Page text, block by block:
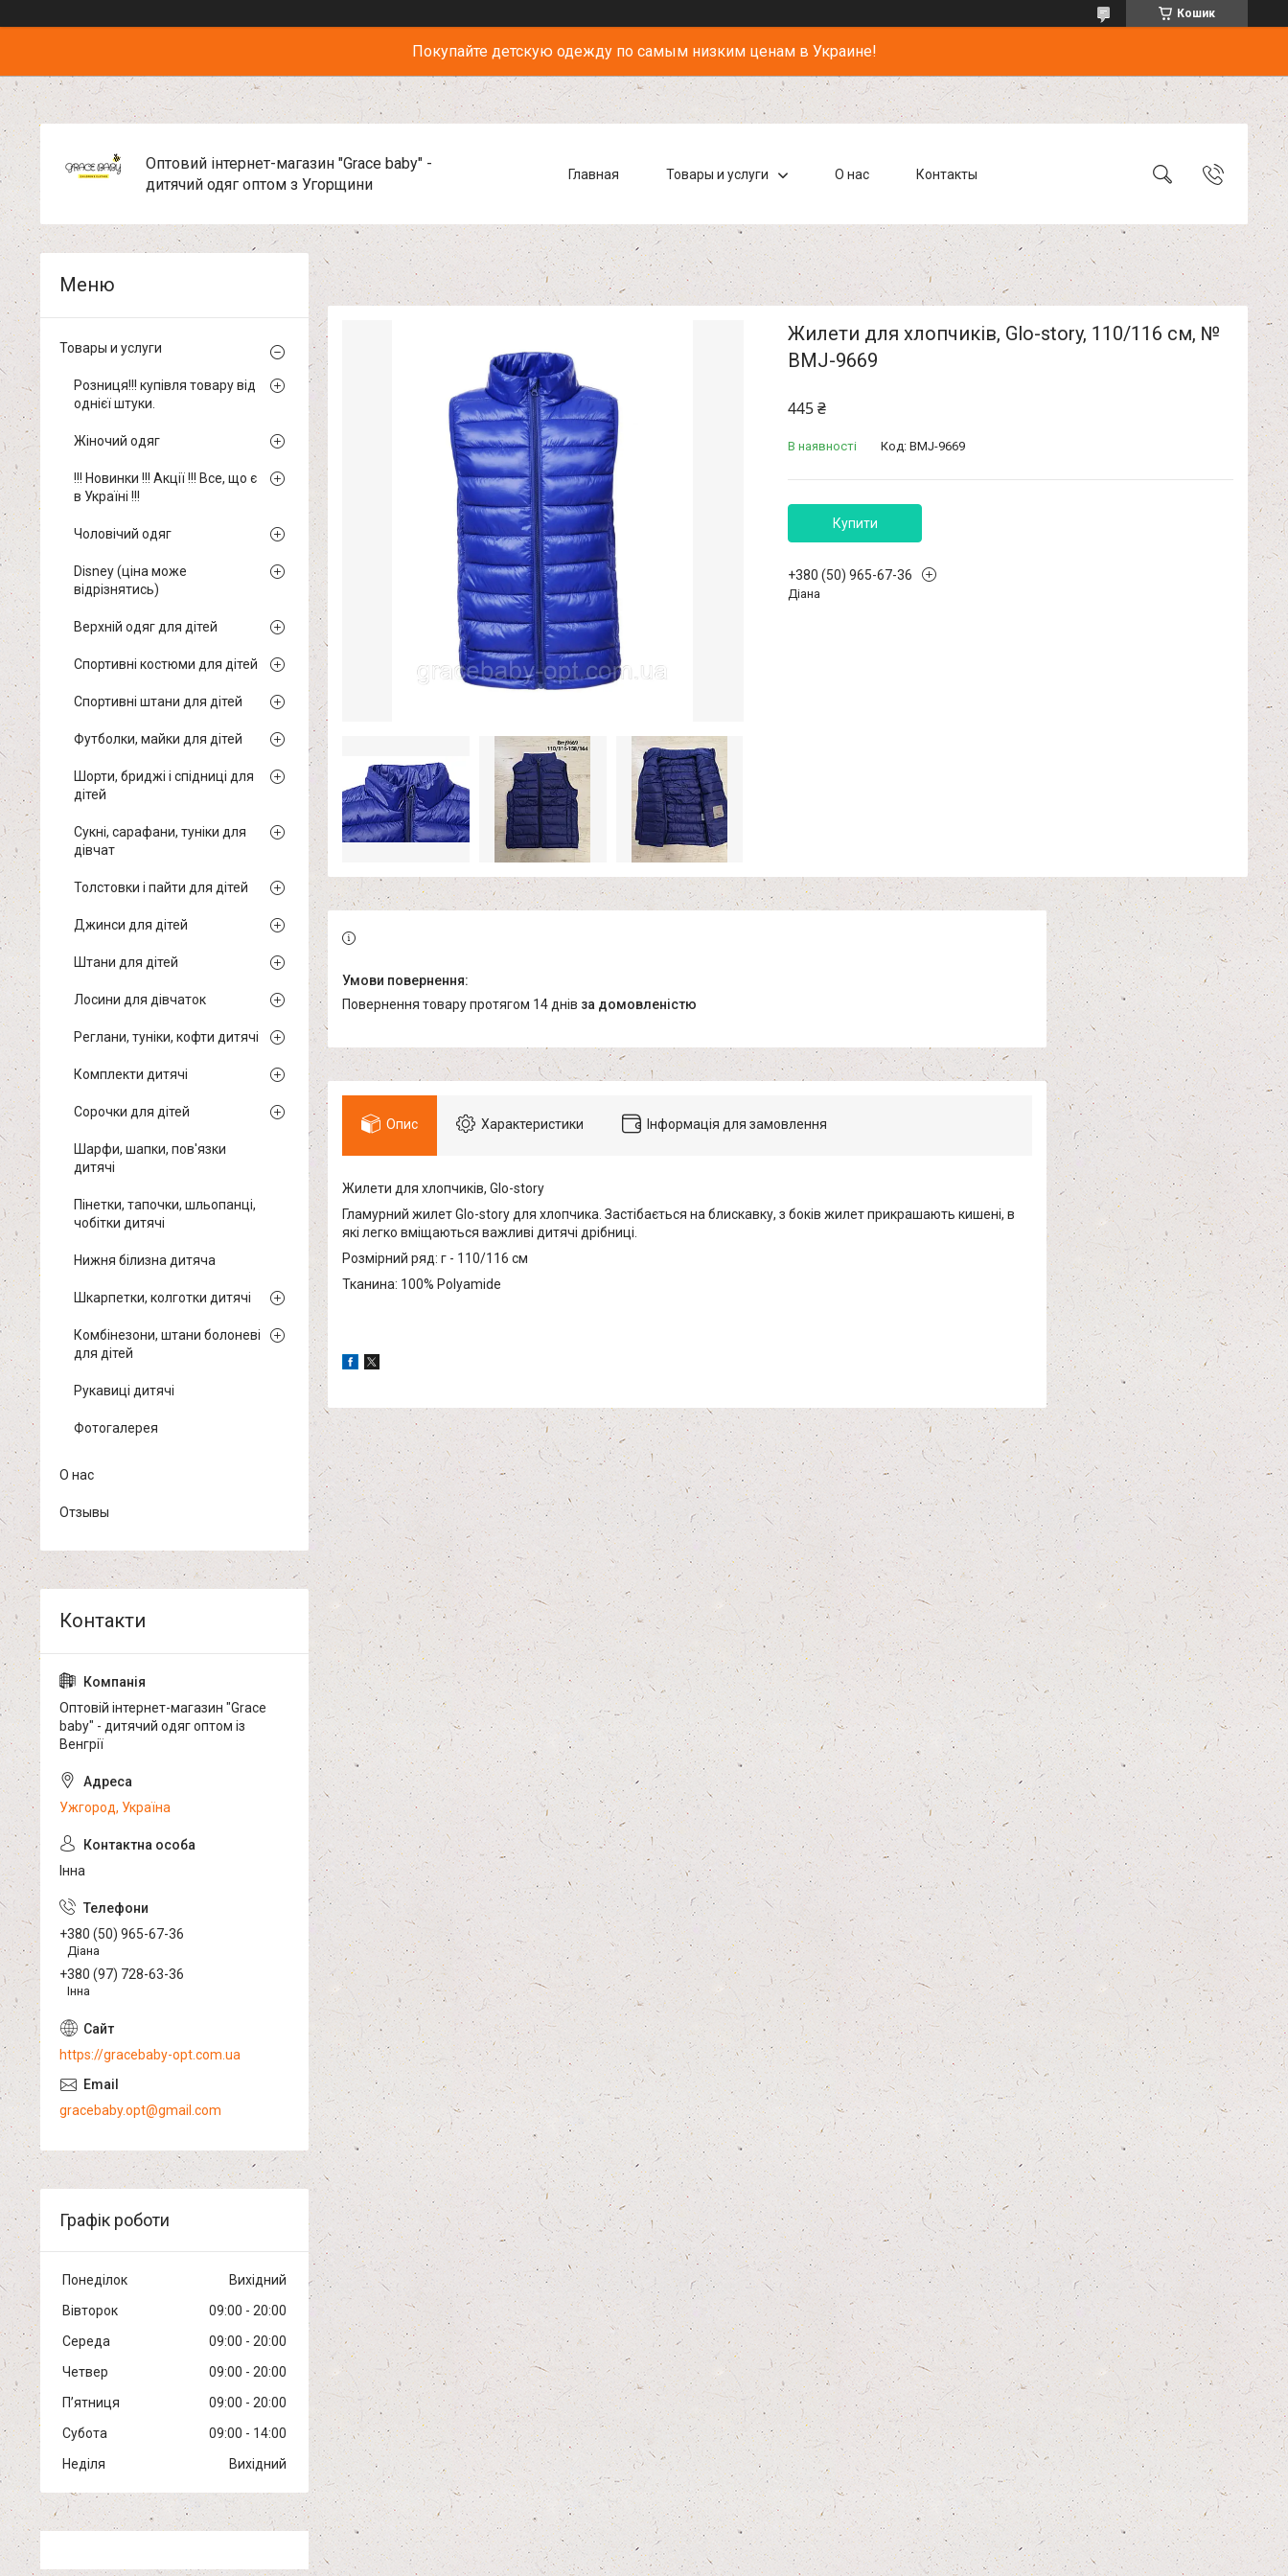
Кошик
Покупайте детскую одежду по самым низким ценам в Украине!
Оптовий інтернет-магазин "Grace baby" -
дитячий одяг оптом з Угорщини
Главная Товары и услуги О нас Контакты
Жилети для хлопчиків, Glo-story, 110/116 см, №
BMJ-9669
445 ₴
В наявності Код: BMJ-9669
Купити
+380 (50) 965-67-36
Діана
повернення товару протягом 14 днів за домовленістю
Опис Характеристики Інформація для замовлення
Жилети для хлопчиків, Glo-story
Гламурний жилет Glo-story для хлопчика. Застібається на блискавку, з боків жилет прикрашають кишені, в
які легко вміщаються важливі дитячі дрібниці.
Розмірний ряд: г - 110/116 см
Тканина: 100% Polyamide
Товары и услуги
Розниця!!! купівля товару від
однієї штуки.
Жіночий одяг
!!! Новинки !!! Акції !!! Все, що є
в Україні !!!
Чоловічий одяг
Disney (ціна може
відрізнятись)
Верхній одяг для дітей
Спортивні костюми для дітей
Спортивні штани для дітей
Футболки, майки для дітей
Шорти, бриджі і спідниці для
дітей
Сукні, сарафани, туніки для
дівчат
Толстовки і пайти для дітей
Джинси для дітей
Штани для дітей
Лосини для дівчаток
Реглани, туніки, кофти дитячі
Комплекти дитячі
Сорочки для дітей
Шарфи, шапки, пов'язки
дитячі
Пінетки, тапочки, шльопанці,
чобітки дитячі
Нижня білизна дитяча
Шкарпетки, колготки дитячі
Комбінезони, штани болоневі
для дітей
Рукавиці дитячі
Фотогалерея
О нас
Отзывы
Оптовій інтернет-магазин "Grace
baby" - дитячий одяг оптом із
Венгрії
Ужгород, Україна
Інна
+380 (50) 965-67-36
Діана
+380 (97) 728-63-36
Інна
https://gracebaby-opt.com.ua
gracebaby.opt@gmail.com
Графік роботи
Понеділок
Вихідний
Вівторок
09:00
20:00
Середа
09:00
20:00
Четвер
09:00
20:00
Пʼятниця
09:00
20:00
Субота
09:00
14:00
Неділя
Вихідний